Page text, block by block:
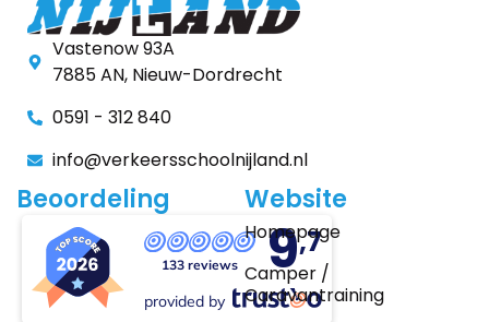
Vastenow 93A
7885 AN, Nieuw-Dordrecht
0591 - 312 840
info@verkeersschoolnijland.nl
Beoordeling
133 reviews 9,7
provided by
Website
Homepage
Camper /
Caravantraining